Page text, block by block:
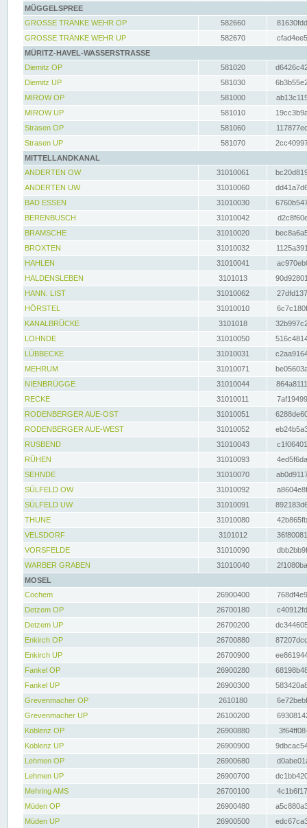
MÜGGELSPREE
GROSSE TRÄNKE WEHR OP
582660
GROSSE TRÄNKE WEHR UP
582670
MÜRITZ-HAVEL-WASSERSTRASSE
Diemitz OP
581020
Diemitz UP
581030
MIROW OP
581000
MIROW UP
581010
Strasen OP
581060
Strasen UP
581070
MITTELLANDKANAL
ANDERTEN OW
31010061
ANDERTEN UW
31010060
BAD ESSEN
31010030
BERENBUSCH
31010042
BRAMSCHE
31010020
BROXTEN
31010032
HAHLEN
31010041
HALDENSLEBEN
3101013
HANN. LIST
31010062
HÖRSTEL
31010010
KANALBRÜCKE
3101018
LOHNDE
31010050
LÜBBECKE
31010031
MEHRUM
31010071
NIENBRÜGGE
31010044
RECKE
31010011
RODENBERGER AUE-OST
31010051
RODENBERGER AUE-WEST
31010052
RUSBEND
31010043
RÜHEN
31010093
SEHNDE
31010070
SÜLFELD OW
31010092
SÜLFELD UW
31010091
THUNE
31010080
VELSDORF
3101012
VORSFELDE
31010090
WARBER GRABEN
31010040
MOSEL
Cochem
26900400
Detzem OP
26700180
Detzem UP
26700200
Enkirch OP
26700880
Enkirch UP
26700900
Fankel OP
26900280
Fankel UP
26900300
Grevenmacher OP
2610180
Grevenmacher UP
26100200
Koblenz OP
26900880
Koblenz UP
26900900
Lehmen OP
26900680
Lehmen UP
26900700
Mehring AMS
26700100
Müden OP
26900480
Müden UP
26900500